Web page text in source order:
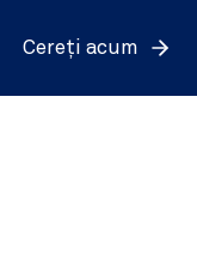
Cereți acum